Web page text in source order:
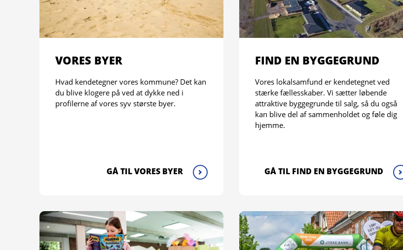
VORES BYER
Hvad kendetegner vores kommune? Det kan
du blive klogere på ved at dykke ned i
profilerne af vores syv største byer.
GÅ TIL VORES BYER
FIND EN BYGGEGRUND
Vores lokalsamfund er kendetegnet ved
stærke fællesskaber. Vi sætter løbende
attraktive byggegrunde til salg, så du også
kan blive del af sammenholdet og føle dig
hjemme.
GÅ TIL FIND EN BYGGEGRUND